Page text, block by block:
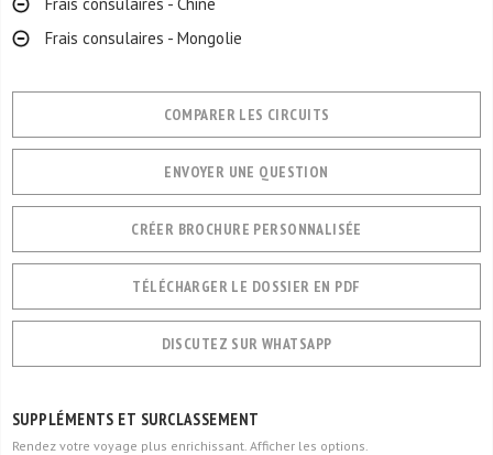
Frais consulaires - Mongolie
COMPARER LES CIRCUITS
ENVOYER UNE QUESTION
CRÉER BROCHURE PERSONNALISÉE
TÉLÉCHARGER LE DOSSIER EN PDF
DISCUTEZ SUR WHATSAPP
SUPPLÉMENTS ET SURCLASSEMENT
Rendez votre voyage plus enrichissant. Afficher les options.